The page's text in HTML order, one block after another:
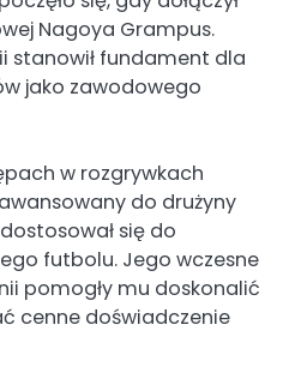
Nagoya Grampus.
stanowił fundament dla
jako zawodowego
w rozgrywkach
do drużyny
się do
futbolu. Jego wczesne
pomogły mu doskonalić
cenne doświadczenie